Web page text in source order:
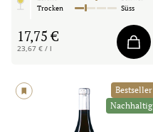
Trocken
Süss
17,75 €
23,67 € / l
Bestseller
Nachhaltig